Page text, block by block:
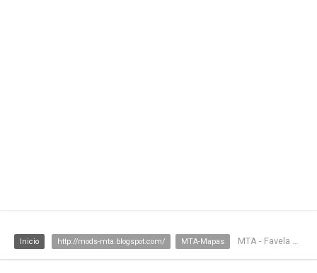
Inicio http://mods-mta.blogspot.com/ MTA-Mapas MTA - Favela 2020